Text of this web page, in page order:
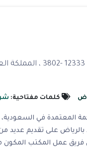
كلمات مفتاحية:
المعتمدة في
على تقديم عديد من
فريق عمل المكتب